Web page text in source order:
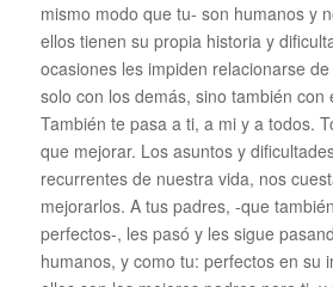
mismo modo que tu- son humanos y
ellos tienen su propia historia y
ocasiones les impiden relacionarse
solo con los demás, sino también con
También te pasa a ti, a mi y a todos.
que mejorar. Los asuntos y
recurrentes de nuestra vida, nos
mejorarlos. A tus padres, -que
perfectos-, les pasó y les sigue
humanos, y como tu: perfectos en su